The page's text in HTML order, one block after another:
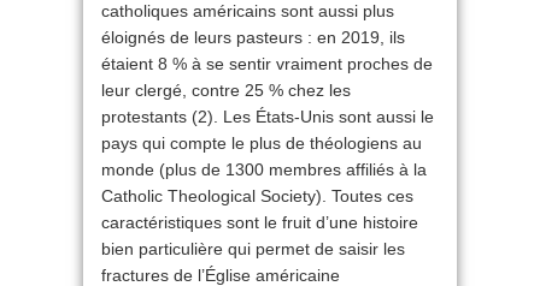
catholiques américains sont aussi plus
éloignés de leurs pasteurs : en 2019, ils
étaient 8 % à se sentir vraiment proches de
leur clergé, contre 25 % chez les
protestants (2). Les États-Unis sont aussi le
pays qui compte le plus de théologiens au
monde (plus de 1300 membres affiliés à la
Catholic Theological Society). Toutes ces
caractéristiques sont le fruit d’une histoire
bien particulière qui permet de saisir les
fractures de l’Église américaine